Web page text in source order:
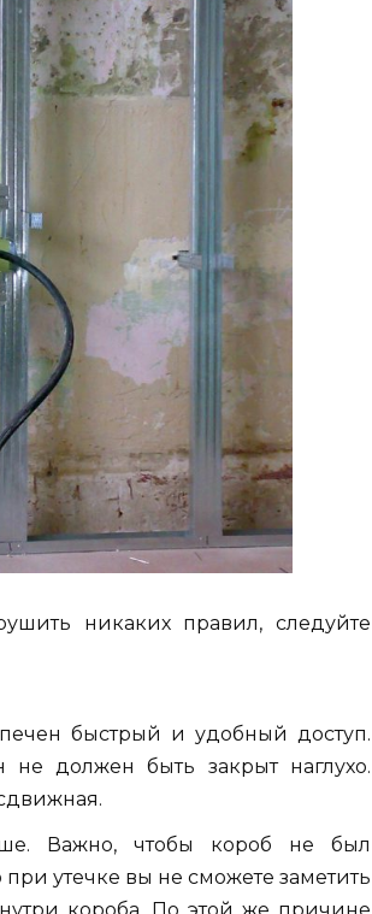
никаких правил, следуйте
быстрый и удобный доступ.
не должен быть закрыт наглухо.
Важно, чтобы короб не был
утечке вы не сможете заметить